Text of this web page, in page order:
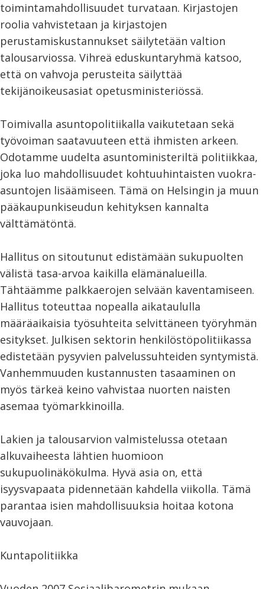
toimintamahdollisuudet turvataan. Kirjastojen
roolia vahvistetaan ja kirjastojen
perustamiskustannukset säilytetään valtion
talousarviossa. Vihreä eduskuntaryhmä katsoo,
että on vahvoja perusteita säilyttää
tekijänoikeusasiat opetusministeriössä.
Toimivalla asuntopolitiikalla vaikutetaan sekä
työvoiman saatavuuteen että ihmisten arkeen.
Odotamme uudelta asuntoministeriltä politiikkaa,
joka luo mahdollisuudet kohtuuhintaisten vuokra-
asuntojen lisäämiseen. Tämä on Helsingin ja muun
pääkaupunkiseudun kehityksen kannalta
välttämätöntä.
Hallitus on sitoutunut edistämään sukupuolten
välistä tasa-arvoa kaikilla elämänalueilla.
Tähtäämme palkkaerojen selvään kaventamiseen.
Hallitus toteuttaa nopealla aikataululla
määräaikaisia työsuhteita selvittäneen työryhmän
esitykset. Julkisen sektorin henkilöstöpolitiikassa
edistetään pysyvien palvelussuhteiden syntymistä.
Vanhemmuuden kustannusten tasaaminen on
myös tärkeä keino vahvistaa nuorten naisten
asemaa työmarkkinoilla.
Lakien ja talousarvion valmistelussa otetaan
alkuvaiheesta lähtien huomioon
sukupuolinäkökulma. Hyvä asia on, että
isyysvapaata pidennetään kahdella viikolla. Tämä
parantaa isien mahdollisuuksia hoitaa kotona
vauvojaan.
Kuntapolitiikka